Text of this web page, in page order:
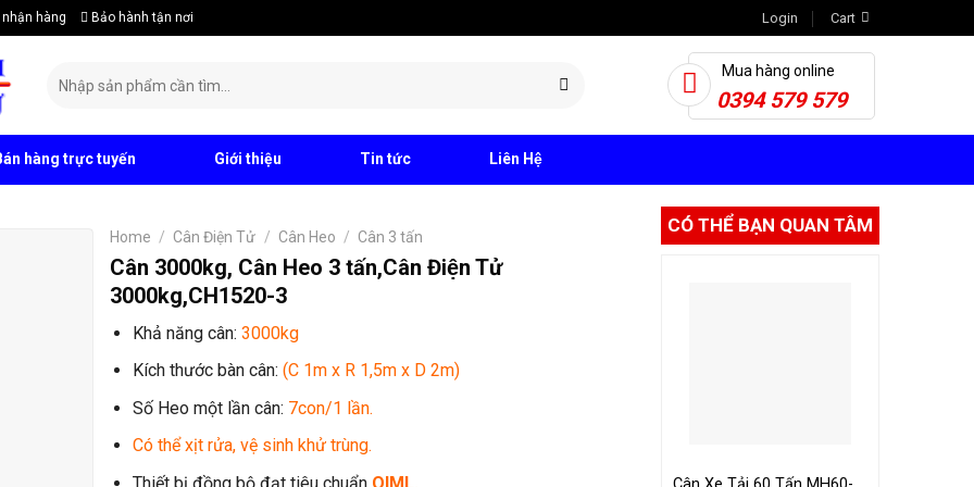
hàng Bảo hành tận nơi Login Cart
for:
Mua hàng online
0394 579 579
hàng trực tuyến Giới thiệu Tin tức Liên Hệ
CÓ THỂ BẠN QUAN TÂM
Home / Cân Điện Tử / Cân Heo / Cân 3 tấn
Cân 3000kg, Cân Heo 3 tấn,Cân Điện Tử
3000kg,CH1520-3
Khả năng cân: 3000kg
Kích thước bàn cân: (C 1m x R 1,5m x D 2m)
Số Heo một lần cân: 7con/1 lần.
Có thể xịt rửa, vệ sinh khử trùng.